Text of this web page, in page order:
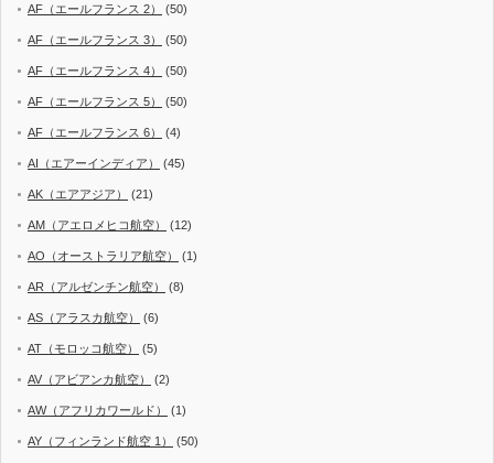
AF（エールフランス 2） (50)
AF（エールフランス 3） (50)
AF（エールフランス 4） (50)
AF（エールフランス 5） (50)
AF（エールフランス 6） (4)
AI（エアーインディア） (45)
AK（エアアジア） (21)
AM（アエロメヒコ航空） (12)
AO（オーストラリア航空） (1)
AR（アルゼンチン航空） (8)
AS（アラスカ航空） (6)
AT（モロッコ航空） (5)
AV（アビアンカ航空） (2)
AW（アフリカワールド） (1)
AY（フィンランド航空 1） (50)